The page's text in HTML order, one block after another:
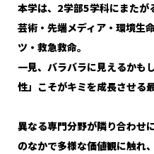
本学は、2学部5学科にまたが
芸術・先端メディア・環境生
ツ・救急救命――。
一見、バラバラに見えるかも
性」こそがキミを成長させる
異なる専門分野が隣り合わせ
のなかで多様な価値観に触れ